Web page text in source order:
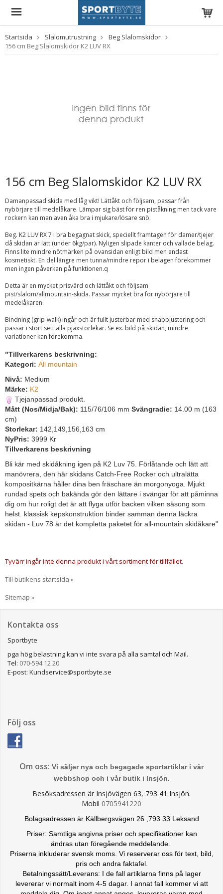
Startsida Slalomutrustning
Beg Slalomskidor
156 cm Beg Slalomskidor K2 LUV RX
156 cm Beg Slalomskidor K2 LUV RX
Damanpassad skida med låg vikt! Lättåkt och följsam, passar från
nybörjare till medelåkare. Lämpar sig bäst för ren piståkning men tack vare
rockern kan man även åka bra i mjukare/lösare snö.
Beg. K2 LUV RX 7 i bra begagnat skick, speciellt framtagen för damer/tjejer
då skidan är lätt (under 6kg/par). Nyligen slipade kanter och vallade belag.
Finns lite mindre nötmärken på ovansidan enligt bild men endast
kosmetiskt. En del längre men tunna/mindre repor i belagen förekommer
men ingen påverkan på funktionen.q
Detta är en mycket prisvärd och lättåkt och följsam
pist/slalom/allmountain-skida. Passar mycket bra för nybörjare till
medelåkaren.
Bindning (grip-walk) ingår och är fullt justerbar med snabbjustering och
passar i stort sett alla pjäxstorlekar. Se ex. bild på skidan, mindre
variationer kan förekomma.
"Tillverkarens beskrivning:
Kategori: All mountain
Nivå: Medium
Märke: K2
Tjejanpassad produkt.
Mått (Nos/Midja/Bak): 115/76/106 mm Svängradie: 14.00 m (163
cm)
Storlekar: 142,149,156,163 cm
NyPris: 3999 Kr
Tillverkarens beskrivning
Bli kär med skidåkning igen på K2 Luv 75. Förlåtande och lätt att
manövrera, den här skidans Catch-Free Rocker och ultralätta
kompositkärna håller dina ben fräschare än morgonyoga. Mjukt
rundad spets och bakända gör den lättare i svängar för att påminna
dig om hur roligt det är att flyga utför backen vilken säsong som
helst. klassisk kepskonstruktion binder samman denna läckra
skidan - Luv 78 är det kompletta paketet för all-mountain skidåkare"
Tyvärr ingår inte denna produkt i vårt sortiment för tillfället.
Till butikens startsida »
Sitemap »
Kontakta oss
Sportbyte
pga hög belastning kan vi inte svara på alla samtal och Mail.
Tel: 070-594 12 20
E-post: Kundservice@sportbyte.se
Följ oss
Om oss: Vi säljer nya och begagade sportartiklar i vår
webbshop och i vår butik i Insjön.
Besöksadressen är Insjövägen 63, 793 41 Insjön.
Mobil 0705941220
Bolagsadressen är Källbergsvägen 26 ,793 33 Leksand
Priser: Samtliga angivna priser och specifikationer kan
ändras utan föregående meddelande.
Priserna inkluderar svensk moms. Vi reserverar oss för text, bild,
pris och andra faktafel.
Betalningssätt/Leverans: I de fall artiklarna finns på lager
levererar vi normalt inom 4-5 dagar. I annat fall kommer vi att